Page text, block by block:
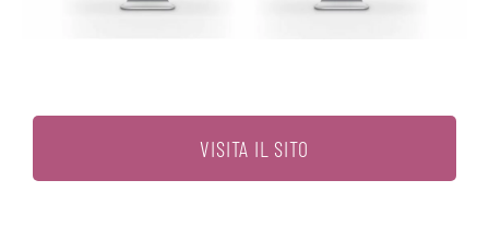
VISITA IL SITO